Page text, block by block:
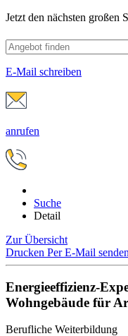
Jetzt den nächsten großen
E-Mail schreiben
anrufen
Suche
Detail
Zur Übersicht
Drucken Per E-Mail senden
Energieeffizienz-
Wohngebäude für
Berufliche Weiterbildung